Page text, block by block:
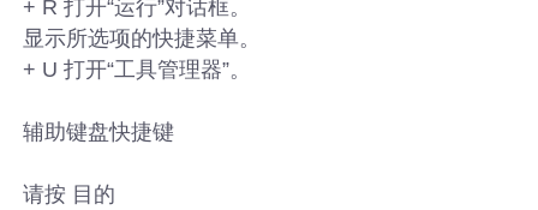
+ R 打开“运行”对话框。
显示所选项的快捷菜单。
+ U 打开“工具管理器”。
辅助键盘快捷键
请按 目的